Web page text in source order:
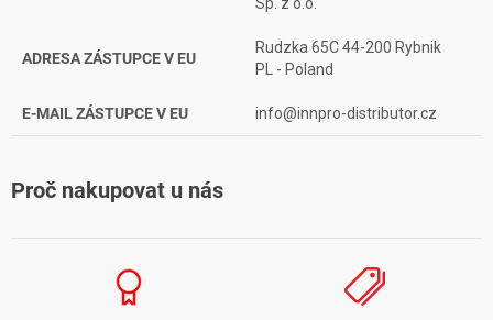
ADRESA ZÁSTUPCE V EU
Rudzka 65C 44-200 Rybnik
PL - Poland
E-MAIL ZÁSTUPCE V EU info@innpro-distributor.cz
Proč nakupovat u nás